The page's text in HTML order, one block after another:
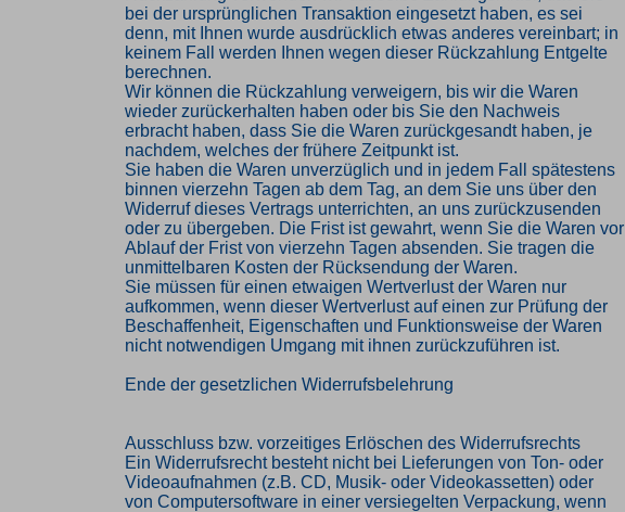
bei der ursprünglichen Transaktion eingesetzt haben, es sei
denn, mit Ihnen wurde ausdrücklich etwas anderes vereinbart; in
keinem Fall werden Ihnen wegen dieser Rückzahlung Entgelte
berechnen.
Wir können die Rückzahlung verweigern, bis wir die Waren
wieder zurückerhalten haben oder bis Sie den Nachweis
erbracht haben, dass Sie die Waren zurückgesandt haben, je
nachdem, welches der frühere Zeitpunkt ist.
Sie haben die Waren unverzüglich und in jedem Fall spätestens
binnen vierzehn Tagen ab dem Tag, an dem Sie uns über den
Widerruf dieses Vertrags unterrichten, an uns zurückzusenden
oder zu übergeben. Die Frist ist gewahrt, wenn Sie die Waren vor
Ablauf der Frist von vierzehn Tagen absenden. Sie tragen die
unmittelbaren Kosten der Rücksendung der Waren.
Sie müssen für einen etwaigen Wertverlust der Waren nur
aufkommen, wenn dieser Wertverlust auf einen zur Prüfung der
Beschaffenheit, Eigenschaften und Funktionsweise der Waren
nicht notwendigen Umgang mit ihnen zurückzuführen ist.
Ende der gesetzlichen Widerrufsbelehrung
Ausschluss bzw. vorzeitiges Erlöschen des Widerrufsrechts
Ein Widerrufsrecht besteht nicht bei Lieferungen von Ton- oder
Videoaufnahmen (z.B. CD, Musik- oder Videokassetten) oder
von Computersoftware in einer versiegelten Verpackung, wenn